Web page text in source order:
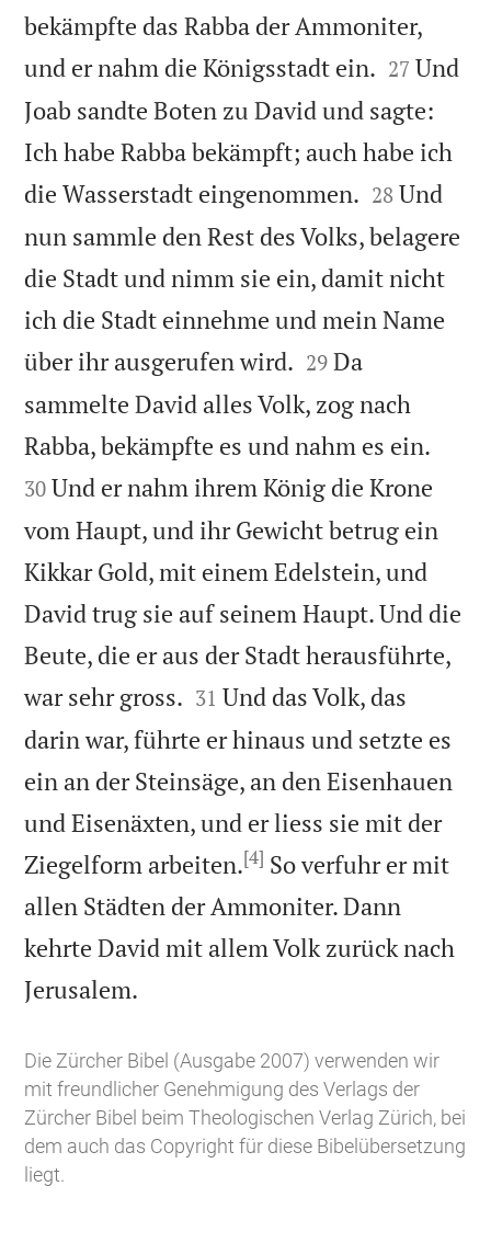
bekämpfte das Rabba der Ammoniter,
und er nahm die Königsstadt ein. 

27 Und
Joab sandte Boten zu David und sagte:
Ich habe Rabba bekämpft; auch habe ich
die Wasserstadt eingenommen. 

28 Und
nun sammle den Rest des Volks, belagere
die Stadt und nimm sie ein, damit nicht
ich die Stadt einnehme und mein Name
über ihr ausgerufen wird. 

29 Da
sammelte David alles Volk, zog nach
Rabba, bekämpfte es und nahm es ein.
30 Und er nahm ihrem König die Krone
vom Haupt, und ihr Gewicht betrug ein
Kikkar Gold, mit einem Edelstein, und
David trug sie auf seinem Haupt. Und die
Beute, die er aus der Stadt herausführte,
war sehr gross. 

31 Und das Volk, das
darin war, führte er hinaus und setzte es
ein an der Steinsäge, an den Eisenhauen
und Eisenäxten, und er liess sie mit der
Ziegelform arbeiten.[4] So verfuhr er mit
allen Städten der Ammoniter. Dann
kehrte David mit allem Volk zurück nach
Jerusalem.
Die Zürcher Bibel (Ausgabe 2007) verwenden wir
mit freundlicher Genehmigung des Verlags der
Zürcher Bibel beim Theologischen Verlag Zürich, bei
dem auch das Copyright für diese Bibelübersetzung
liegt.